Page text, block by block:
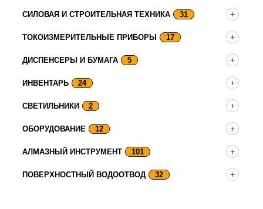
СИЛОВАЯ И СТРОИТЕЛЬНАЯ ТЕХНИКА 31
ТОКОИЗМЕРИТЕЛЬНЫЕ ПРИБОРЫ 17
ДИСПЕНСЕРЫ И БУМАГА 5
ИНВЕНТАРЬ 24
СВЕТИЛЬНИКИ 2
ОБОРУДОВАНИЕ 12
АЛМАЗНЫЙ ИНСТРУМЕНТ 101
ПОВЕРХНОСТНЫЙ ВОДООТВОД 32